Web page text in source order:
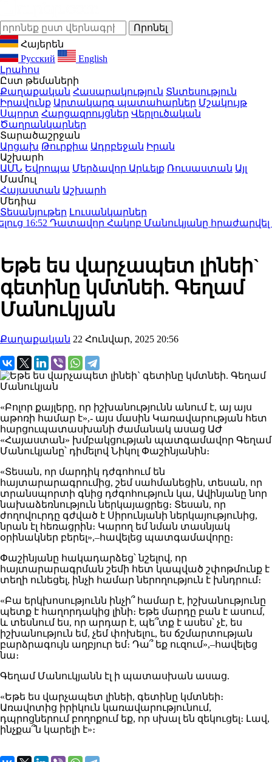
Հայերեն
Русский
English
Լրահոս
Ըստ թեմաների
Քաղաքական Հասարակություն Տնտեսություն
Իրավունք Արտակարգ պատահարներ Մշակույթ
Սպորտ Հարցազրույցներ Վերլուծական
Ծաղրանկարներ
Տարածաշրջան
Արցախ Թուրքիա Ադրբեջան Իրան
Աշխարհ
ԱՄՆ Եվրոպա Մերձավոր Արևելք Ռուսաստան Այլ
Մամուլ
Հայաստան Աշխարհ
Մեդիա
Տեսանյութեր Լուսանկարներ
16:52Դատավոր Հակոբ Մանուկյանը հրաժարվել է
Եթե ես վարչապետ լինեի`
գետինը կմտնեի. Գեղամ
Մանուկյան
Քաղաքական 22 Հունվար, 2025 20:56
«Բոլոր քայլերը, որ իշխանությունն անում է, այ այս
աթոռի համար է»,- այս մասին Կառավարության հետ
հարցուպատասխանի ժամանակ ասաց ԱԺ
«Հայաստան» խմբակցության պատգամավոր Գեղամ
Մանուկյանը՝ դիմելով Նիկոլ Փաշինյանին։
«Տեսան, որ մարդիկ դժգոհում են
հայտարարագրումից, շեմ սահմանեցին, տեսան, որ
տրանսպորտի գնից դժգոհություն կա, Ավինյանը նոր
նախաձեռնություն ներկայացրեց։ Տեսան, որ
ժողովուրդը գժված է Սիրունյանի ներկայությունից,
նրան էլ հեռացրին։ Կարող եմ նման տասնյակ
օրինակներ բերել»,–հավելեց պատգամավորը։
Փաշինյանը հակադարձեց՝ նշելով, որ
հայտարարագրման շեմի հետ կապված շփոթմունք է
տեղի ունեցել, ինչի համար ներողություն է խնդրում։
«Բա երկխոսությունն ինչի՞ համար է, իշխանությունը
պետք է հաղորդակից լինի։ Եթե մարդը բան է ասում,
և տեսնում ես, որ արդար է, պե՞տք է ասես՝ չէ, ես
իշխանություն եմ, չեմ փոխելու, ես ճշմարտության
բարձրագույն աղբյուր եմ։ Դա՞ եք ուզում»,–հավելեց
նա։
Գեղամ Մանուկյանն էլ ի պատասխան ասաց.
«Եթե ես վարչապետ լինեի, գետինը կմտնեի։
Առավոտից իրիկուն կառավարությունում,
դպրոցներում բողոքում եք, որ սխալ են զեկուցել։ Լավ,
ինչքա՞ն կարելի է»։